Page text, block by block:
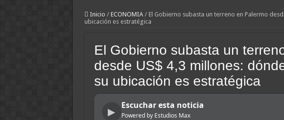
Inicio / ECONOMIA / El Gobierno subasta un terreno en Palermo
ubicación es estratégica
El Gobierno subasta un
desde US$ 4,3 millones:
su ubicación es estratégica
▶
Escuchar esta noticia
Powered by Estudios Max